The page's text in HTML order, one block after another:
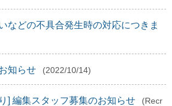
などの不具合発生時の対応につきま
知らせ (2022/10/14)
] 編集スタッフ募集のお知らせ
(Recr